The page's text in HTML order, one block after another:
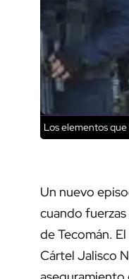
Los elementos
Un nuevo
cuando
de Tecomán.
Cártel Jalisco